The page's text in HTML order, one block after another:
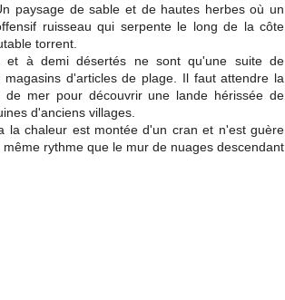
paysage de sable et de hautes herbes où un
ruisseau qui serpente le long de la côte
torrent.
et à demi désertés ne sont qu'une suite de
d'articles de plage. Il faut attendre la
mer pour découvrir une lande hérissée de
d'anciens villages.
la chaleur est montée d'un cran et n'est guère
rythme que le mur de nuages descendant